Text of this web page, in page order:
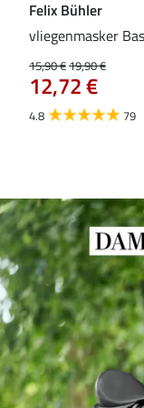
Felix Bühler
vliegenmasker
15,90 €19,90 €
12,72 €
4.8 79